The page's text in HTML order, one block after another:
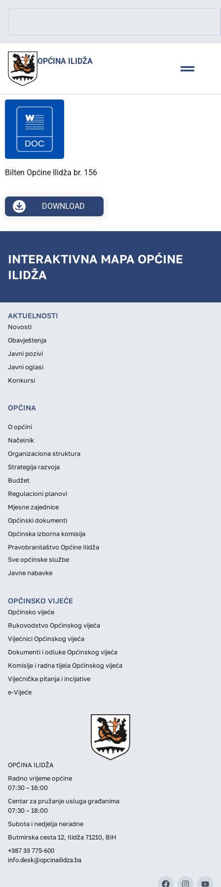
OPĆINA ILIDŽA
Bilten Općine Ilidža br. 156
DOWNLOAD
INTERAKTIVNA MAPA OPĆINE
ILIDŽA
OPĆINA ILIDŽA
Radno vrijeme općine
07:30 – 16:00
Centar za pružanje usluga građanima
07:30 – 18:00
Subota i nedjelja neradne
Butmirska cesta 12, Ilidža 71210, BiH
+387 33 775-600
info.desk@opcinailidza.ba
AKTUELNOSTI
Novosti
Obavještenja
Javni pozivi
Javni oglasi
Konkursi
OPĆINA
O općini
Načelnik
Organizaciona struktura
Strategija razvoja
Budžet
Regulacioni planovi
Mjesne zajednice
Općinski dokumenti
Općinska izborna komisija
Pravobranilaštvo Općine Ilidža
Sve općinske službe
Javne nabavke
OPĆINSKO VIJEĆE
Općinsko vijeće
Rukovodstvo Općinskog vijeća
Vijećnici Općinskog vijeća
Dokumenti i odluke Općinskog vijeća
Komisije i radna tijela Općinskog vijeća
Vijećnička pitanja i incijative
e-Vijeće